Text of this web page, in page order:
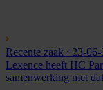
Recente zaak ⸱ 23-
Lexence heeft HC
samenwerking met